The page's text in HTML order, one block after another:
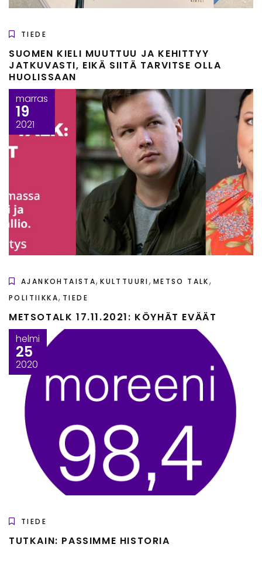
TIEDE
SUOMEN KIELI MUUTTUU JA KEHITTYY
JATKUVASTI, EIKÄ SIITÄ TARVITSE OLLA
HUOLISSAAN
marras
19
2021
AJANKOHTAISTA,KULTTUURI, METSO TALK,
POLITIIKKA, TIEDE
METSOTALK 17.11.2021: KÖYHÄT EVÄÄT
helmi
25
2020
TIEDE
TUTKAIN: PASSIMME HISTORIA